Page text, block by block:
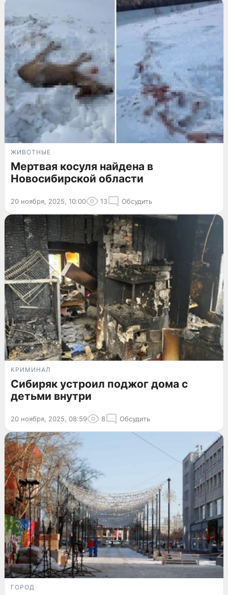
ЖИВОТНЫЕ
Мертвая косуля найдена в
Новосибирской области
20 ноября, 2025, 10:00 13 Обсудить
КРИМИНАЛ
Сибиряк устроил поджог дома с
детьми внутри
20 ноября, 2025, 08:59 8 Обсудить
ГОРОД